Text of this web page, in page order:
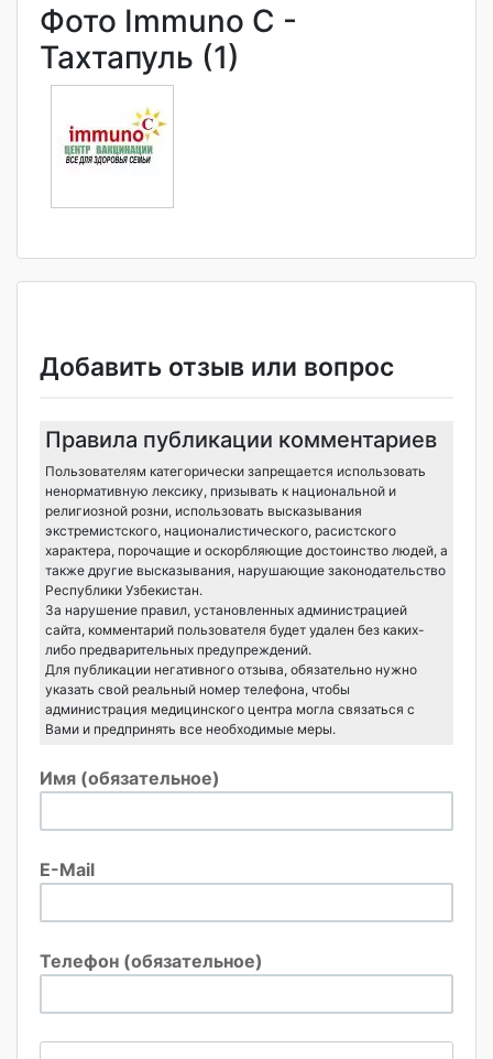
Фото Immuno C -
Тахтапуль (1)
Добавить отзыв или вопрос
Правила публикации комментариев
Пользователям категорически запрещается использовать
ненормативную лексику, призывать к национальной и
религиозной розни, использовать высказывания
экстремистского, националистического, расистского
характера, порочащие и оскорбляющие достоинство людей, а
также другие высказывания, нарушающие законодательство
Республики Узбекистан.
За нарушение правил, установленных администрацией
сайта, комментарий пользователя будет удален без каких-
либо предварительных предупреждений.
Для публикации негативного отзыва, обязательно нужно
указать свой реальный номер телефона, чтобы
администрация медицинского центра могла связаться с
Вами и предпринять все необходимые меры.
Имя (обязательное)
E-Mail
Телефон (обязательное)